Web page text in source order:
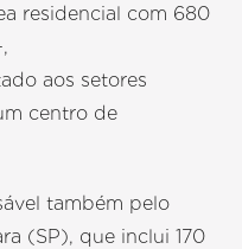
residencial com 680
aos setores
centro de
também pelo
(SP), que inclui 170